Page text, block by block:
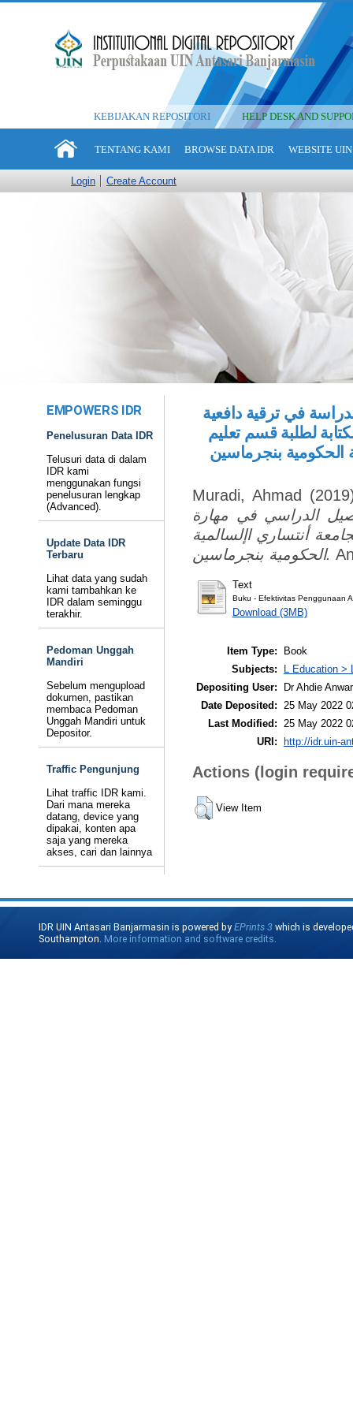
KEBIJAKAN REPOSITORI HELP DESK AND
TENTANG KAMI BROWSE DATA IDR WEBSITE
Login Create Account
EMPOWERS IDR
Penelusuran Data IDR
Telusuri data di dalam
IDR kami
menggunakan fungsi
penelusuran lengkap
(Advanced).
Update Data IDR
Terbaru
Lihat data yang sudah
kami tambahkan ke
IDR dalam seminggu
terakhir.
Pedoman Unggah
Mandiri
Sebelum mengupload
dokumen, pastikan
membaca Pedoman
Unggah Mandiri untuk
Depositor.
Traffic Pengunjung
Lihat traffic IDR kami.
Dari mana mereka
datang, device yang
dipakai, konten apa
saja yang mereka
akses, cari dan lainnya
في ترقية دافعية
لطلبة قسم تعليم
الحكومية بنجرماسين
Muradi, Ahmad
الدراسي في مهارة
أنتساري اإلسالمية
الحكومية بنجرماسين.
Text
Buku - Efektivitas Penggunaan
Download (3MB)
Item Type:
Book
Subjects:
L Education
Depositing User:
Dr Ahdie
Date Deposited:
25 May 2022
Last Modified:
25 May 2022
URI:
http://idr.uin-
Actions (login
View Item
IDR UIN Antasari Banjarmasin is powered byEPrints 3 which is
Southampton. More information and software credits.